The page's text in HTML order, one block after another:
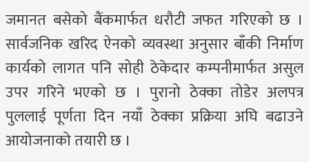
जमानत बसेको बैंकमार्फत धरौटी जफत गरिएको छ ।
सार्वजनिक खरिद ऐनको व्यवस्था अनुसार बाँकी निर्माण
कार्यको लागत पनि सोही ठेकेदार कम्पनीमार्फत असुल
उपर गरिने भएको छ । पुरानो ठेक्का तोडेर अलपत्र
पुललाई पूर्णता दिन नयाँ ठेक्का प्रक्रिया अघि बढाउने
आयोजनाको तयारी छ ।